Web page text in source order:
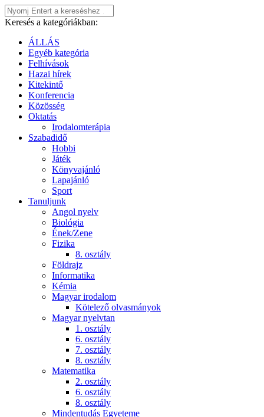
Keresés a kategóriákban:
ÁLLÁS
Egyéb kategória
Felhívások
Hazai hírek
Kitekintő
Konferencia
Közösség
Oktatás
Irodalomterápia
Szabadidő
Hobbi
Játék
Könyvajánló
Lapajánló
Sport
Tanuljunk
Angol nyelv
Biológia
Ének/Zene
Fizika
8. osztály
Földrajz
Informatika
Kémia
Magyar irodalom
Kötelező olvasmányok
Magyar nyelvtan
1. osztály
6. osztály
7. osztály
8. osztály
Matematika
2. osztály
6. osztály
8. osztály
Mindentudás Egyeteme